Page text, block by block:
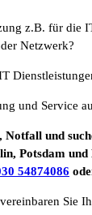
z.B. für die
Netzwerk?
und Service
Notfall und
Potsdam und
54874086
Sie